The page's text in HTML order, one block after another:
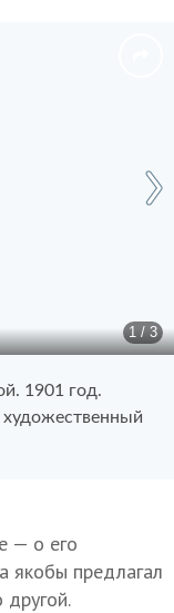
1 / 3
1901 год.
— о его
якобы предлагал